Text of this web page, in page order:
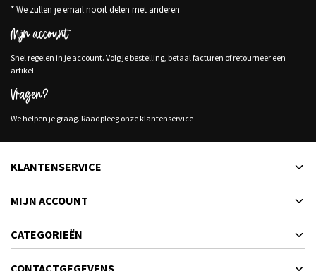
* We zullen je email nooit delen met anderen
Mijn account
Snel regelen in je account. Volg je bestelling, betaal facturen of retourneer een
artikel.
Vragen?
We helpen je graag. Raadpleeg onze klantenservice
KLANTENSERVICE
MIJN ACCOUNT
CATEGORIEËN
CONTACTGEGEVENS